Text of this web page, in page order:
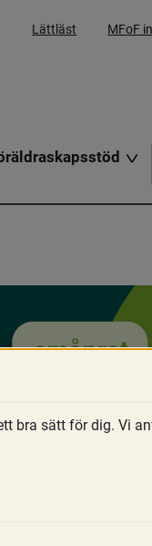
Lättläst MFoF
bra sätt för dig. Vi